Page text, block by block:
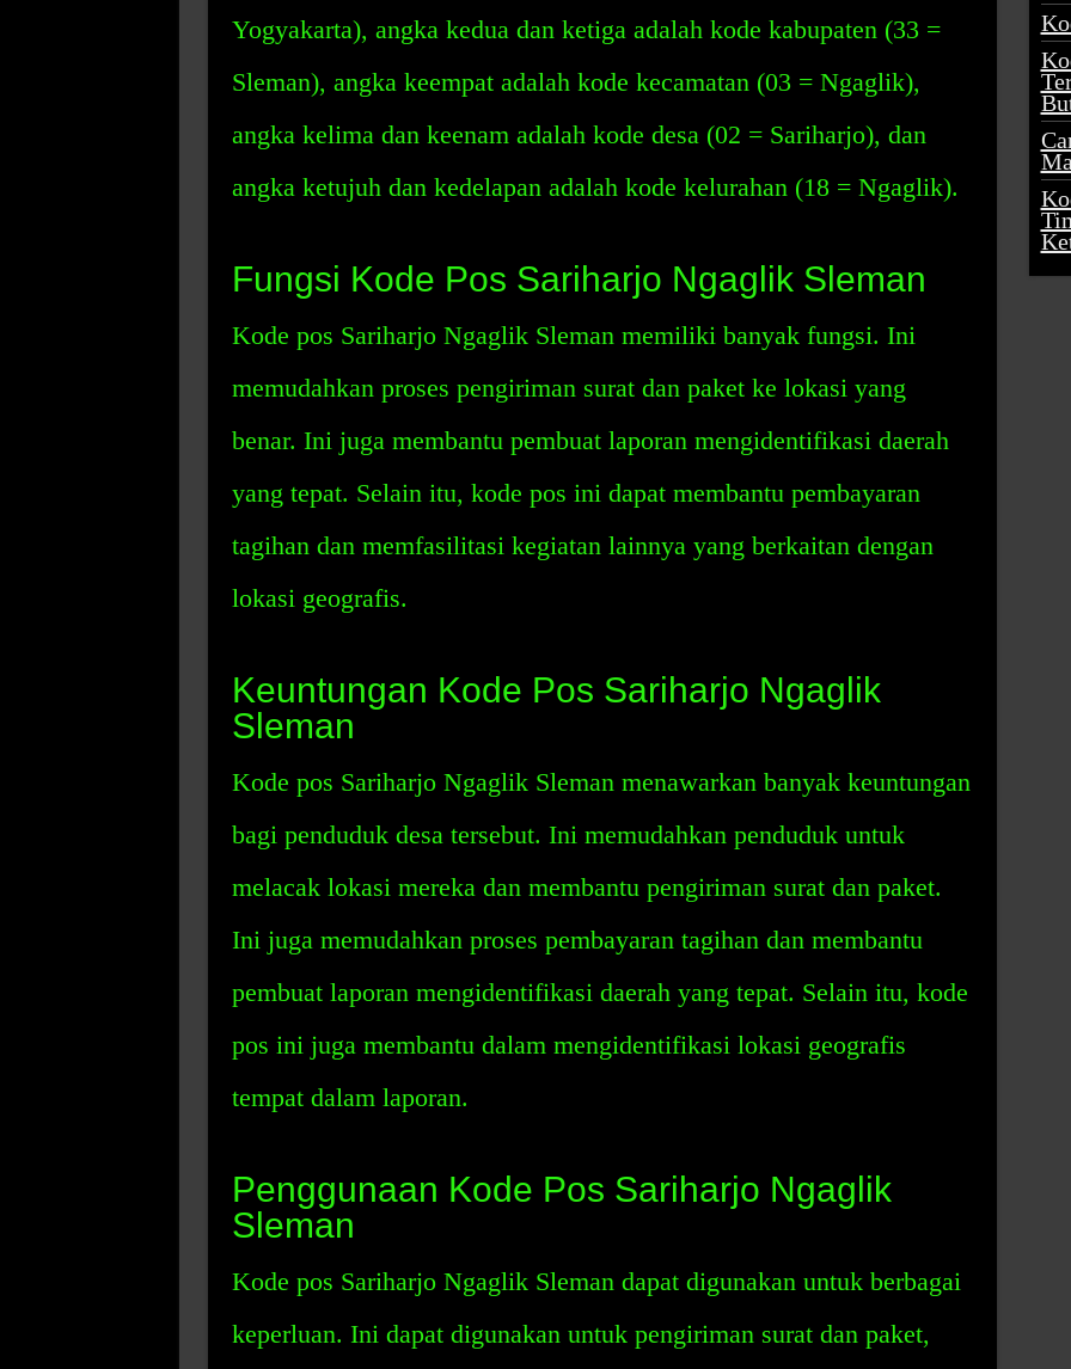
Yogyakarta), angka kedua dan ketiga adalah kode kabupaten (33 =
Sleman), angka keempat adalah kode kecamatan (03 = Ngaglik),
angka kelima dan keenam adalah kode desa (02 = Sariharjo), dan
angka ketujuh dan kedelapan adalah kode kelurahan (18 = Ngaglik).
Fungsi Kode Pos Sariharjo Ngaglik Sleman
Kode pos Sariharjo Ngaglik Sleman memiliki banyak fungsi. Ini
memudahkan proses pengiriman surat dan paket ke lokasi yang
benar. Ini juga membantu pembuat laporan mengidentifikasi daerah
yang tepat. Selain itu, kode pos ini dapat membantu pembayaran
tagihan dan memfasilitasi kegiatan lainnya yang berkaitan dengan
lokasi geografis.
Keuntungan Kode Pos Sariharjo Ngaglik
Sleman
Kode pos Sariharjo Ngaglik Sleman menawarkan banyak keuntungan
bagi penduduk desa tersebut. Ini memudahkan penduduk untuk
melacak lokasi mereka dan membantu pengiriman surat dan paket.
Ini juga memudahkan proses pembayaran tagihan dan membantu
pembuat laporan mengidentifikasi daerah yang tepat. Selain itu, kode
pos ini juga membantu dalam mengidentifikasi lokasi geografis
tempat dalam laporan.
Penggunaan Kode Pos Sariharjo Ngaglik
Sleman
Kode pos Sariharjo Ngaglik Sleman dapat digunakan untuk berbagai
keperluan. Ini dapat digunakan untuk pengiriman surat dan paket,